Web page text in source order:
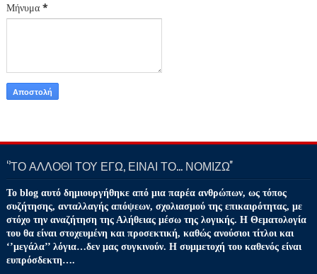
Μήνυμα *
‘’ΤΟ ΑΛΛΟΘΙ ΤΟΥ ΕΓΩ, ΕΙΝΑΙ ΤΟ… ΝΟΜΙΖΩ''
Το blog αυτό δημιουργήθηκε από μια παρέα ανθρώπων, ως τόπος
συζήτησης, ανταλλαγής απόψεων, σχολιασμού της επικαιρότητας, με
στόχο την αναζήτηση της Αλήθειας μέσω της λογικής. Η Θεματολογία
του θα είναι στοχευμένη και προσεκτική, καθώς ανούσιοι τίτλοι και
‘’μεγάλα’’ λόγια…δεν μας συγκινούν. Η συμμετοχή του καθενός είναι
ευπρόσδεκτη….